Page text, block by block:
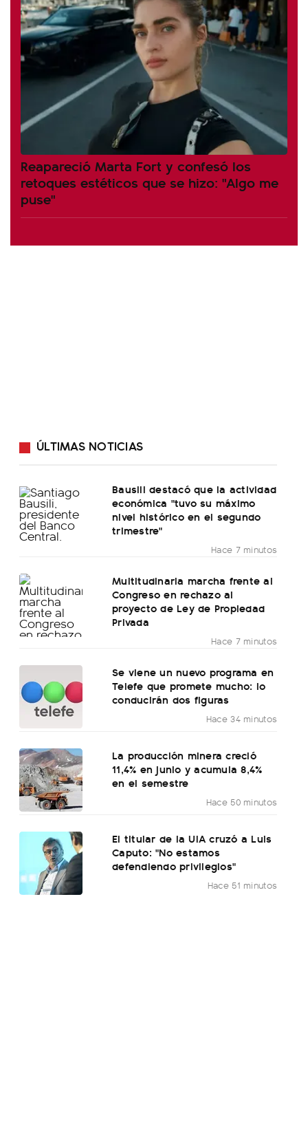
Reapareció Marta Fort y confesó los
retoques estéticos que se hizo: "Algo me
puse"
ÚLTIMAS NOTICIAS
Bausili destacó que la actividad
económica "tuvo su máximo
nivel histórico en el segundo
trimestre"
Hace 7 minutos
Multitudinaria marcha frente al
Congreso en rechazo al
proyecto de Ley de Propiedad
Privada
Hace 7 minutos
Se viene un nuevo programa en
Telefe que promete mucho: lo
conducirán dos figuras
Hace 34 minutos
La producción minera creció
11,4% en junio y acumula 8,4%
en el semestre
Hace 50 minutos
El titular de la UIA cruzó a Luis
Caputo: "No estamos
defendiendo privilegios"
Hace 51 minutos